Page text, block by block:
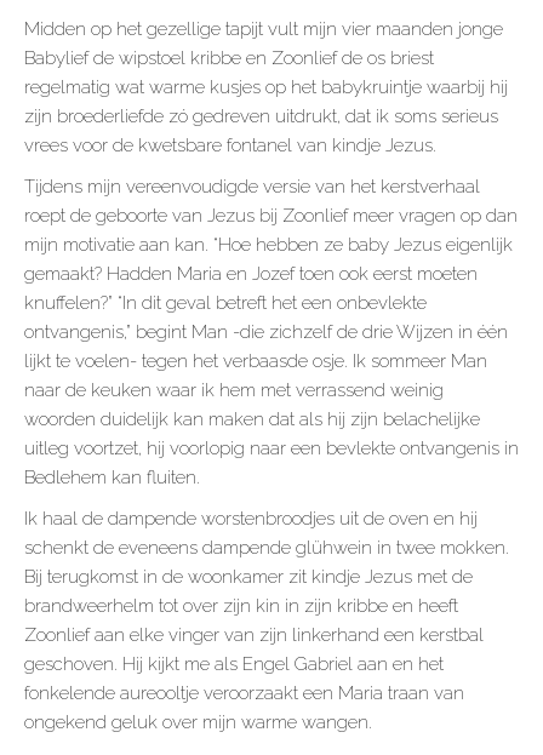
Midden op het gezellige tapijt vult mijn vier maanden jonge
Babylief de wipstoel kribbe en Zoonlief de os briest
regelmatig wat warme kusjes op het babykruintje waarbij hij
zijn broederliefde zó gedreven uitdrukt, dat ik soms serieus
vrees voor de kwetsbare fontanel van kindje Jezus.
Tijdens mijn vereenvoudigde versie van het kerstverhaal
roept de geboorte van Jezus bij Zoonlief meer vragen op dan
mijn motivatie aan kan. “Hoe hebben ze baby Jezus eigenlijk
gemaakt? Hadden Maria en Jozef toen ook eerst moeten
knuffelen?” “In dit geval betreft het een onbevlekte
ontvangenis,” begint Man -die zichzelf de drie Wijzen in één
lijkt te voelen- tegen het verbaasde osje. Ik sommeer Man
naar de keuken waar ik hem met verrassend weinig
woorden duidelijk kan maken dat als hij zijn belachelijke
uitleg voortzet, hij voorlopig naar een bevlekte ontvangenis in
Bedlehem kan fluiten.
Ik haal de dampende worstenbroodjes uit de oven en hij
schenkt de eveneens dampende glühwein in twee mokken.
Bij terugkomst in de woonkamer zit kindje Jezus met de
brandweerhelm tot over zijn kin in zijn kribbe en heeft
Zoonlief aan elke vinger van zijn linkerhand een kerstbal
geschoven. Hij kijkt me als Engel Gabriel aan en het
fonkelende aureooltje veroorzaakt een Maria traan van
ongekend geluk over mijn warme wangen.